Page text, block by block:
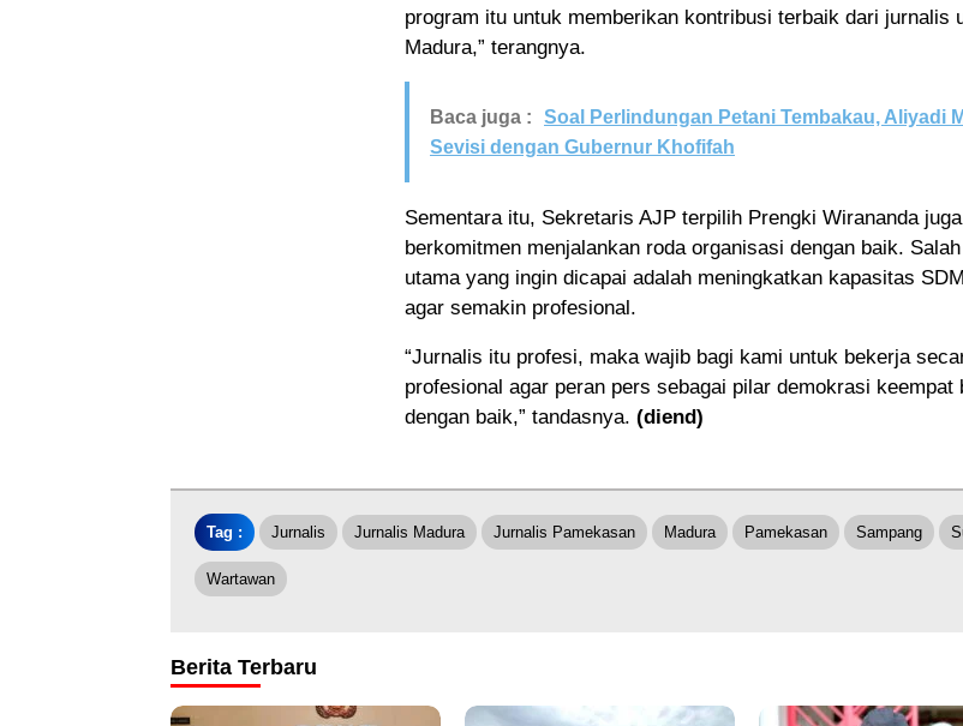
program itu untuk memberikan kontribusi terbaik dari jurnalis
Madura,” terangnya.
Baca juga :
Soal Perlindungan Petani Tembakau, Aliyadi
Sevisi dengan Gubernur Khofifah
Sementara itu, Sekretaris AJP terpilih Prengki Wirananda juga
berkomitmen menjalankan roda organisasi dengan baik.
utama yang ingin dicapai adalah meningkatkan kapasitas
agar semakin profesional.
“Jurnalis itu profesi, maka wajib bagi kami untuk bekerja
profesional agar peran pers sebagai pilar demokrasi keempat
dengan baik,” tandasnya. (diend)
Tag : Jurnalis Jurnalis Madura Jurnalis Pamekasan Madura Pamekasan Sampang
Wartawan
Berita Terbaru